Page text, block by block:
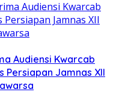
Audiensi Kwarcab
Persiapan Jamnas XII